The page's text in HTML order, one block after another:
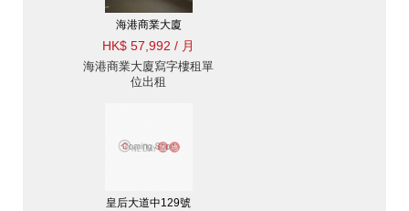
海港商業大廈
HK$ 57,992 / 月
海港商業大廈寫字樓租單
位出租
皇后大道中129號